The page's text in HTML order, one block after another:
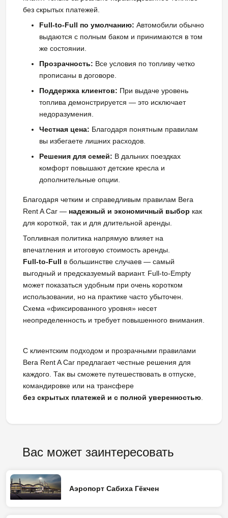
без скрытых платежей.
Full-to-Full по умолчанию: Автомобили обычно
выдаются с полным баком и принимаются в том
же состоянии.
Прозрачность: Все условия по топливу четко
прописаны в договоре.
Поддержка клиентов: При выдаче уровень
топлива демонстрируется — это исключает
недоразумения.
Честная цена: Благодаря понятным правилам
вы избегаете лишних расходов.
Решения для семей: В дальних поездках
комфорт повышают детские кресла и
дополнительные опции.
Благодаря четким и справедливым правилам Bera
Rent A Car — надежный и экономичный выбор как
для короткой, так и для длительной аренды.
Топливная политика напрямую влияет на
впечатления и итоговую стоимость аренды.
Full-to-Full в большинстве случаев — самый
выгодный и предсказуемый вариант. Full-to-Empty
может показаться удобным при очень коротком
использовании, но на практике часто убыточен.
Схема «фиксированного уровня» несет
неопределенность и требует повышенного внимания.
С клиентским подходом и прозрачными правилами
Bera Rent A Car предлагает честные решения для
каждого. Так вы сможете путешествовать в отпуске,
командировке или на трансфере
без скрытых платежей и с полной уверенностью
Вас может заинтересовать
Аэропорт Сабиха Гёкчен